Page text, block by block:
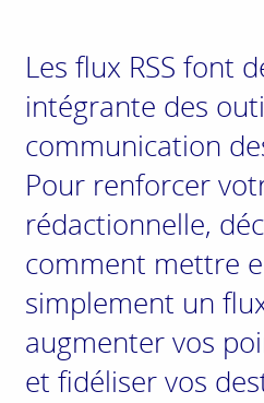
Les flux RSS font
intégrante des
communication
Pour renforcer
rédactionnelle,
comment mettre
simplement un
augmenter vos
et fidéliser vos